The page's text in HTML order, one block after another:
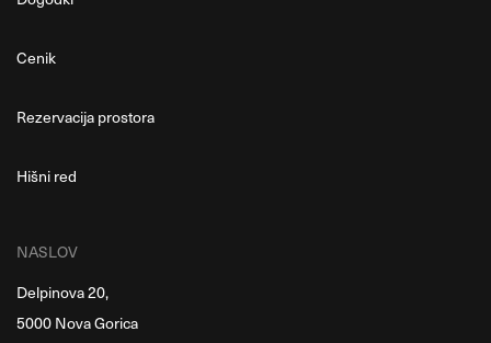
Cenik
Rezervacija prostora
Hišni red
NASLOV
Delpinova 20,
5000 Nova Gorica